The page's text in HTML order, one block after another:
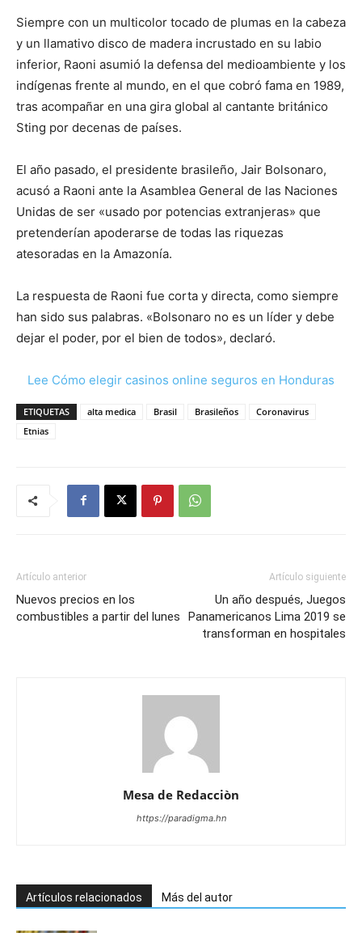
Siempre con un multicolor tocado de plumas en la cabeza
y un llamativo disco de madera incrustado en su labio
inferior, Raoni asumió la defensa del medioambiente y los
indígenas frente al mundo, en el que cobró fama en 1989,
tras acompañar en una gira global al cantante británico
Sting por decenas de países.
El año pasado, el presidente brasileño, Jair Bolsonaro,
acusó a Raoni ante la Asamblea General de las Naciones
Unidas de ser «usado por potencias extranjeras» que
pretenderían apoderarse de todas las riquezas
atesoradas en la Amazonía.
La respuesta de Raoni fue corta y directa, como siempre
han sido sus palabras. «Bolsonaro no es un líder y debe
dejar el poder, por el bien de todos», declaró.
Lee Cómo elegir casinos online seguros en Honduras
ETIQUETAS alta medica Brasil Brasileños
Coronavirus
Etnias
Artículo anterior
Nuevos precios en los
combustibles a partir del lunes
Artículo siguiente
Un año después, Juegos
Panamericanos Lima 2019 se
transforman en hospitales
Mesa de Redacciòn
https://paradigma.hn
Artículos relacionados Más del autor